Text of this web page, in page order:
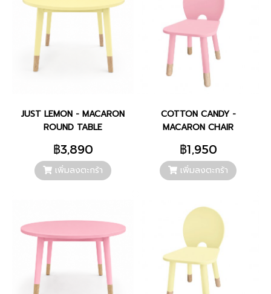
JUST LEMON - MACARON
ROUND TABLE
฿3,890
เพิ่มลงตะกร้า
COTTON CANDY -
MACARON CHAIR
฿1,950
เพิ่มลงตะกร้า